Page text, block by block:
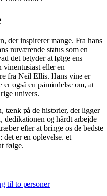
der inspirerer mange. Fra hans
nuværende status som en
det betyder at følge ens
vinentusiast eller en
fra Neil Ellis. Hans vine er
også en påmindelse om, at
univers.
tænk på de historier, der ligger
dedikationen og hårdt arbejde
efter at bringe os de bedste
det er en oplevelse, et
følge.